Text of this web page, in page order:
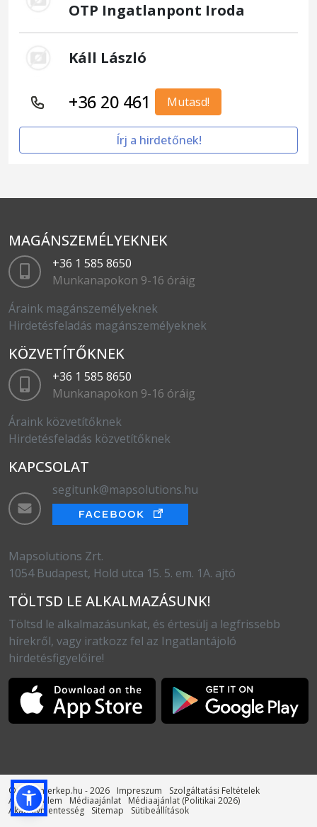
OTP Ingatlanpont Iroda
Káll László
+36 20 461 Mutasd!
Írj a hirdetőnek!
MAGÁNSZEMÉLYEKNEK
+36 1 585 8650
Munkanapokon 9-16 óráig
Áraink magánszemélyeknek
Hirdetésfeladás magánszemélyeknek
KÖZVETÍTŐKNEK
+36 1 585 8650
Munkanapokon 9-16 óráig
Áraink közvetítőknek
Hirdetésfeladás közvetítőknek
KAPCSOLAT
segitunk@mapsolutions.hu
Mapsolutions Zrt.
1054 Budapest, Hold utca 15. 5. em. 1A. ajtó
TÖLTSD LE ALKALMAZÁSUNK!
Töltsd le alkalmazásunkat, és értesülj a legfrissebb
hírekről, vagy iratkozz fel az Ingatlantájoló
hirdetésfigyelőire!
© otthonterkep.hu - 2026 Impreszum
Szolgáltatási Feltételek
Adatvédelem
Médiaajánlat
Médiaajánlat (Politikai 2026)
Akadálymentesség
Sitemap Sütibeállítások